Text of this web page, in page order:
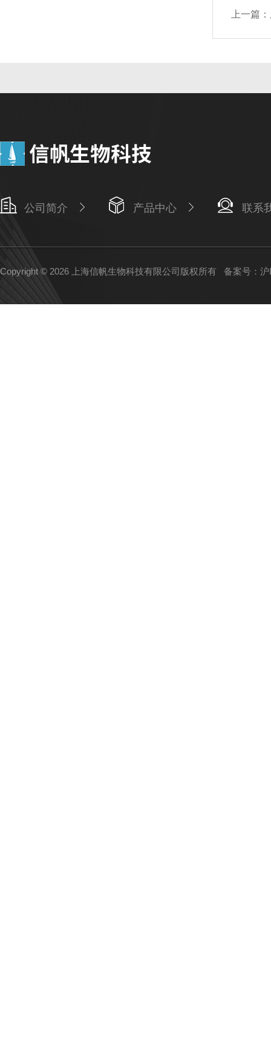
上一篇：
公司简介 产品中心 联系
Copyright © 2026 上海信帆生物科技有限公司版权所有 备案号：